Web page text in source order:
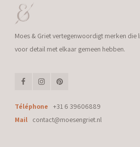
Moes & Griet vertegenwoordigt merken die
voor detail met elkaar gemeen hebben.
Téléphone
+31 6 39606889
Mail
contact@moesengriet.nl